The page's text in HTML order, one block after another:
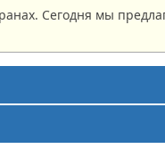
Сегодня мы